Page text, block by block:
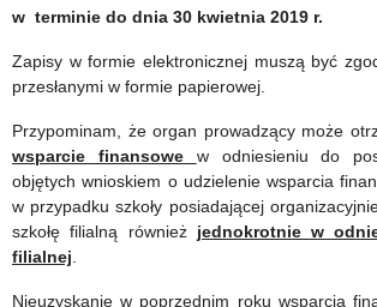
w terminie do dnia 30 kwietnia 2019 r.
Zapisy w formie elektronicznej muszą być
przesłanymi w formie papierowej.
Przypominam, że organ prowadzący może
wsparcie finansowe w odniesieniu do
objętych wnioskiem o udzielenie wsparcia
w przypadku szkoły posiadającej
szkołę filialną również jednokrotnie w
filialnej.
Nieuzyskanie w poprzednim roku wsparcia